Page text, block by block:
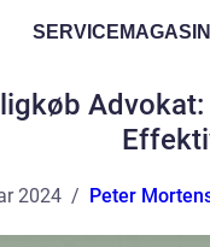
2024 Peter